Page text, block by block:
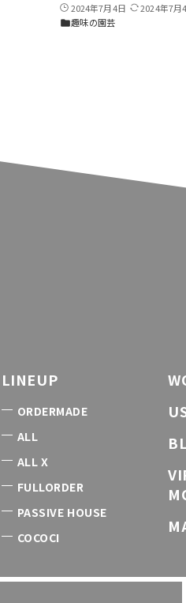
2024年7月4日 2024年7月
folder趣味の園芸
LINEUP
ORDERMADE
ALL
ALL X
FULLORDER
PASSIVE HOUSE
COCOCI